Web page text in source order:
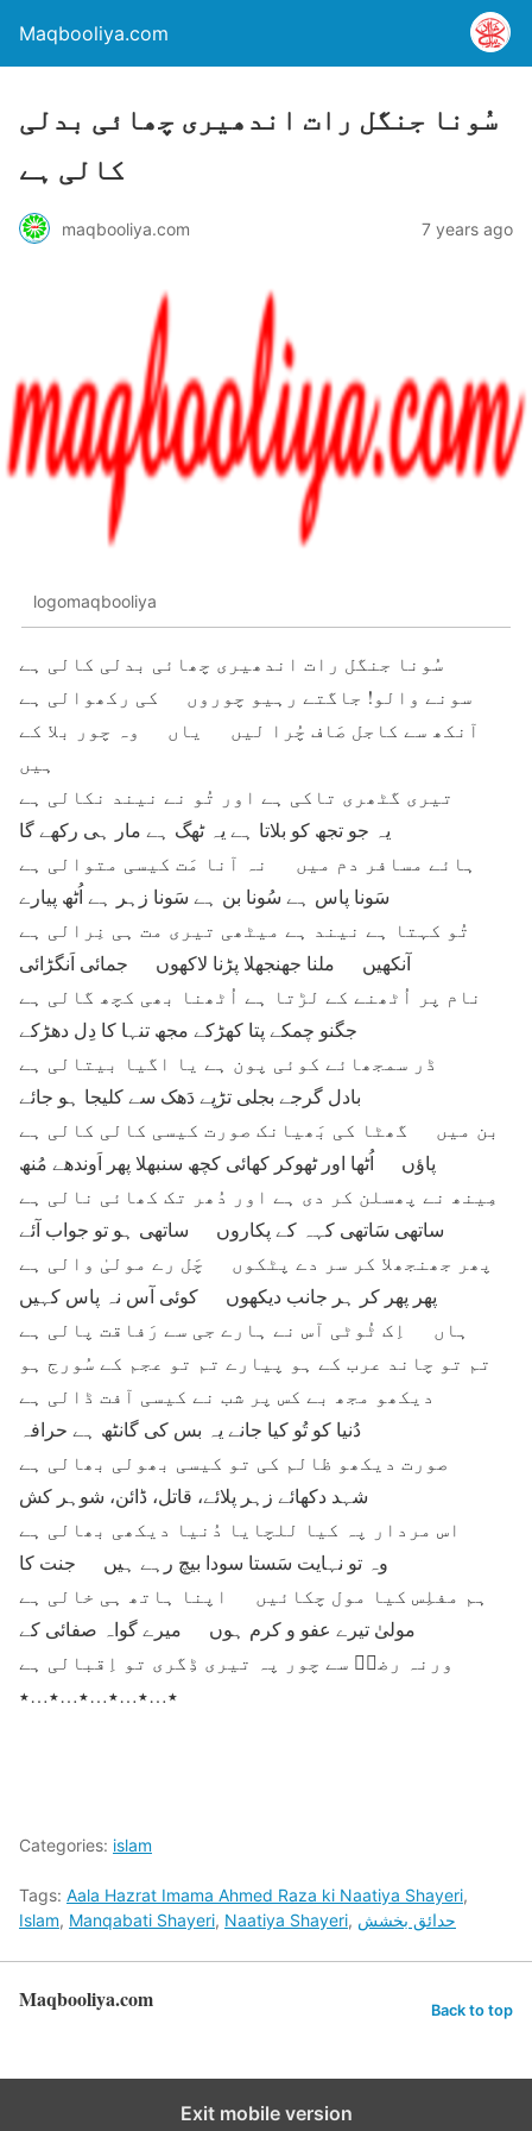
Maqbooliya.com
سُونا جنگل رات اندھیری چھائی بدلی
کالی ہے
maqbooliya.com 7 years ago
logomaqbooliya
سُونا جنگل رات اندھیری چھائی بدلی کالی ہے
سونے والو! جاگتے رہیو چوروں کی رکھوالی ہے
آنکھ سے کاجل صَاف چُرا لیں یاں وہ چور بلا کے
تیری گٹھری تاکی ہے اور تُو نے نیند نکالی ہے
یہ جو تجھ کو بلاتا ہے یہ ٹھگ ہے مار ہی رکھے گا
ہائے مسافر دم میں نہ آنا مَت کیسی متوالی ہے
سَونا پاس ہے سُونا بن ہے سَونا زہر ہے اُٹھ پیارے
تُو کہتا ہے نیند ہے میٹھی تیری مت ہی نِرالی ہے
آنکھیں ملنا جھنجھلا پڑنا لاکھوں جمائی اَنگڑائی
نام پر اُٹھنے کے لڑتا ہے اُٹھنا بھی کچھ گالی ہے
جگنو چمکے پتا کھڑکے مجھ تنہا کا دِل دھڑکے
ڈر سمجھائے کوئی پون ہے یا اگیا بیتالی ہے
بادل گرجے بجلی تڑپے دَھک سے کلیجا ہو جائے
بن میں گھٹا کی بَھیانک صورت کیسی کالی کالی ہے
پاؤں اُٹھا اور ٹھوکر کھائی کچھ سنبھلا پھر اَوندھے مُنھ
مِینھ نے پھسلن کر دی ہے اور دُھر تک کھائی نالی ہے
ساتھی سَاتھی کہہ کے پکاروں ساتھی ہو تو جواب آئے
پھر جھنجھلا کر سر دے پٹکوں چَل رے مولیٰ والی ہے
ہاں اِک ٹُوٹی آس نے ہارے جی سے رَفاقت پالی ہے
تم تو چاند عرب کے ہو پیارے تم تو عجم کے سُورج ہو
دیکھو مجھ بے کس پر شب نے کیسی آفت ڈالی ہے
دُنیا کو تُو کیا جانے یہ بس کی گانٹھ ہے حرافہ
صورت دیکھو ظالم کی تو کیسی بھولی بھالی ہے
شہد دکھائے زہر پلائے، قاتل، ڈائن، شوہر کش
اس مردار پہ کیا للچایا دُنیا دیکھی بھالی ہے
وہ تو نہایت سَستا سودا بیچ رہے ہیں جنت کا
ہم مفلِس کیا مول چکائیں اپنا ہاتھ ہی خالی ہے
مولیٰ تیرے عفو و کرم ہوں میرے گواہ صفائی کے
ورنہ رضاؔ سے چور پہ تیری ڈِگری تو اِقبالی ہے
٭…٭…٭…٭…٭…٭
Categories: islam
Tags: Aala Hazrat Imama Ahmed Raza ki Naatiya Shayeri,
Islam, Manqabati Shayeri, Naatiya Shayeri, حدائق بخشش
Maqbooliya.com Back to top
Exit mobile version